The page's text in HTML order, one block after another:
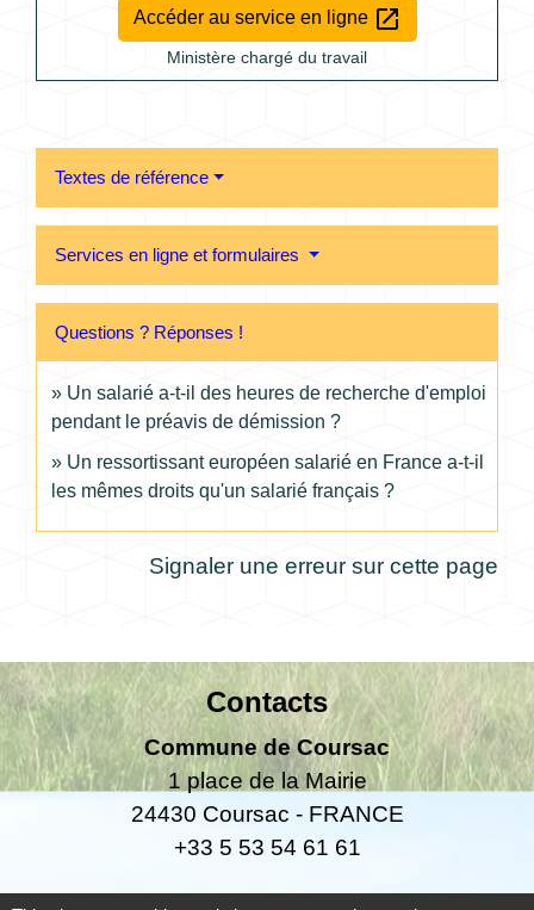
Accéder au service en ligne open_in_new
Ministère chargé du travail
Textes de référence
Services en ligne et formulaires
Questions ? Réponses !
Un salarié a-t-il des heures de recherche d'emploi
pendant le préavis de démission ?
Un ressortissant européen salarié en France a-t-il
les mêmes droits qu'un salarié français ?
Signaler une erreur sur cette page
Contacts
Commune de Coursac
1 place de la Mairie
24430 Coursac - FRANCE
+33 5 53 54 61 61